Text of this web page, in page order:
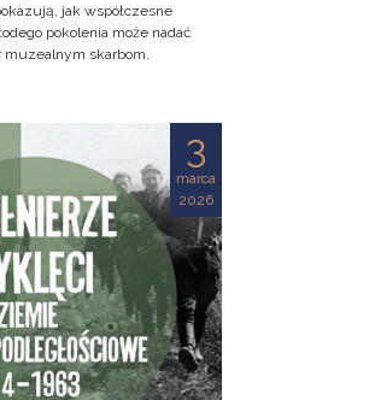
jak współczesne
pokolenia może nadać
muzealnym skarbom.
3
marca
2026